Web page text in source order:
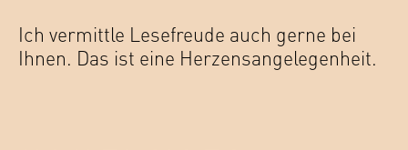
Ich vermittle Lesefreude auch gerne bei
Ihnen. Das ist eine Herzensangelegenheit.